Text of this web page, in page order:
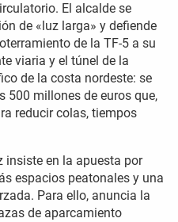
El alcalde se
de «luz larga» y defiende
de la TF-5 a su
viaria y el túnel de la
de la costa nordeste: se
500 millones de euros que,
reducir colas, tiempos
insiste en la apuesta por
espacios peatonales y una
Para ello, anuncia la
de aparcamiento